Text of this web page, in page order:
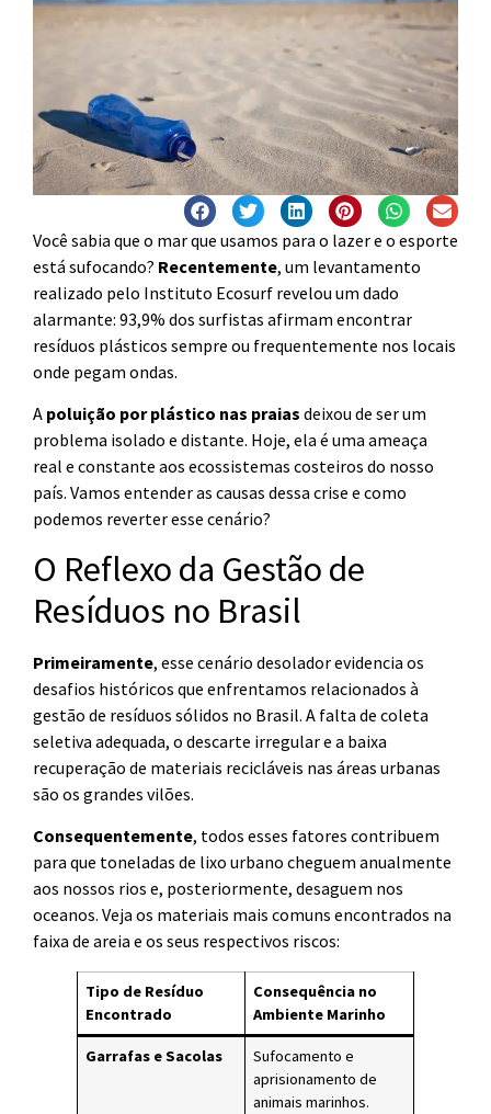
Você sabia que o mar que usamos para o lazer e o esporte
está sufocando? Recentemente, um levantamento
realizado pelo Instituto Ecosurf revelou um dado
alarmante: 93,9% dos surfistas afirmam encontrar
resíduos plásticos sempre ou frequentemente nos locais
onde pegam ondas.
A poluição por plástico nas praias deixou de ser um
problema isolado e distante. Hoje, ela é uma ameaça
real e constante aos ecossistemas costeiros do nosso
país. Vamos entender as causas dessa crise e como
podemos reverter esse cenário?
O Reflexo da Gestão de
Resíduos no Brasil
Primeiramente, esse cenário desolador evidencia os
desafios históricos que enfrentamos relacionados à
gestão de resíduos sólidos no Brasil. A falta de coleta
seletiva adequada, o descarte irregular e a baixa
recuperação de materiais recicláveis nas áreas urbanas
são os grandes vilões.
Consequentemente, todos esses fatores contribuem
para que toneladas de lixo urbano cheguem anualmente
aos nossos rios e, posteriormente, desaguem nos
oceanos. Veja os materiais mais comuns encontrados na
faixa de areia e os seus respectivos riscos:
Tipo de Resíduo
Encontrado
Consequência no
Ambiente Marinho
Garrafas e Sacolas
Sufocamento e
aprisionamento de
animais marinhos.